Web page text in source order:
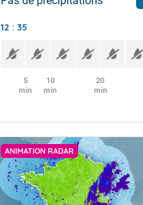
12 : 35
5
min
10
min
20
min
ANIMATION RADAR